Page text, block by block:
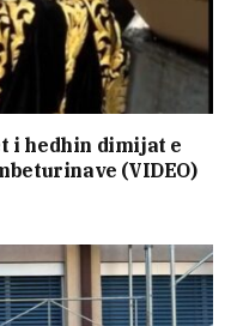
i hedhin dimijat e
(VIDEO)